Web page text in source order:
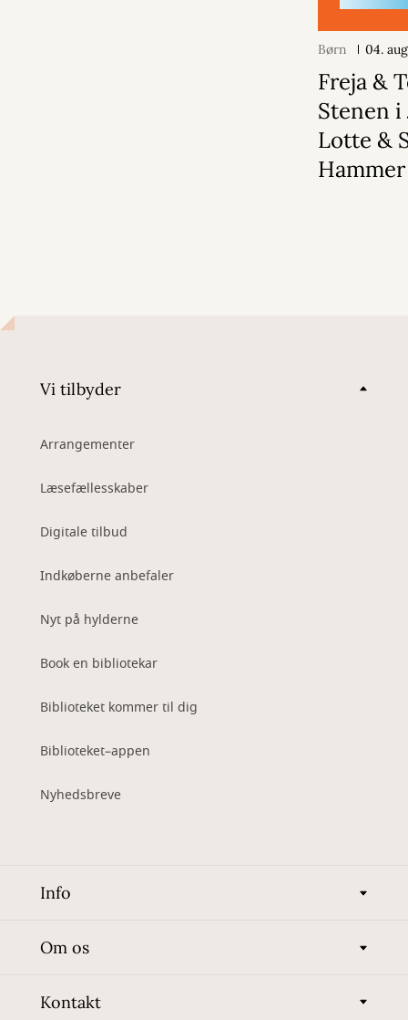
Børn 04.
Freja &
Stenen i
Lotte &
Hammer
Vi tilbyder
Arrangementer
Læsefællesskaber
Digitale tilbud
Indkøberne anbefaler
Nyt på hylderne
Book en bibliotekar
Biblioteket kommer til dig
Biblioteket–appen
Nyhedsbreve
Info
Om os
Kontakt